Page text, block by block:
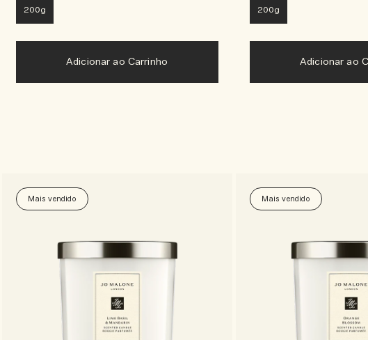
200g
Adicionar ao Carrinho
200g
Adicionar ao
Mais vendido Mais vendido